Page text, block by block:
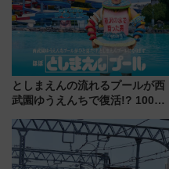
としまえんの流れるプールが西
武園ゆうえんちで復活!? 100周
イダー」に注目 2026年夏は所
沢へ遊びに行こう